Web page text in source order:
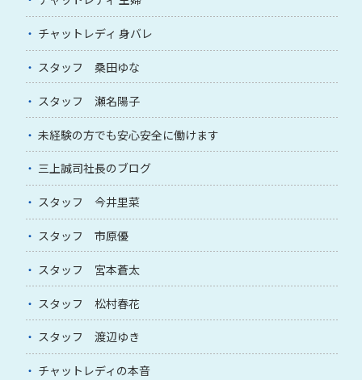
チャットレディ 身バレ
スタッフ 桑田ゆな
スタッフ 瀬名陽子
未経験の方でも安心安全に働けます
三上誠司社長のブログ
スタッフ 今井里菜
スタッフ 市原優
スタッフ 宮本蒼太
スタッフ 松村春花
スタッフ 渡辺ゆき
チャットレディの本音